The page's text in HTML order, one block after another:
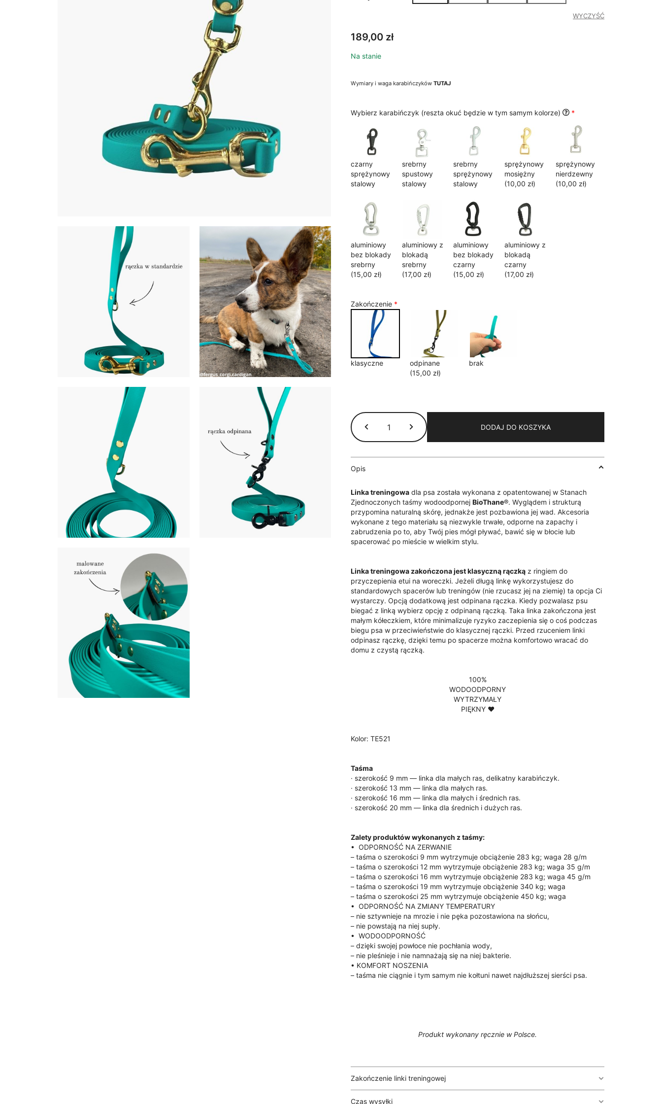
519,00 zł
WYCZYŚĆ
189,00 zł
Na stanie
Wymiary i waga karabińczyków TUTAJ
Wybierz karabińczyk (reszta okuć będzie w tym samym kolorze) *
czarny
sprężynowy
stalowy
srebrny
spustowy
stalowy
srebrny
sprężynowy
stalowy
sprężynowy
mosiężny
(10,00 zł)
sprężynowy
nierdzewny
(10,00 zł)
aluminiowy
bez blokady
srebrny
(15,00 zł)
aluminiowy z
blokadą
srebrny
(17,00 zł)
aluminiowy
bez blokady
czarny
(15,00 zł)
aluminiowy z
blokadą
czarny
(17,00 zł)
Zakończenie *
klasyczne
odpinane
(15,00 zł)
brak
Linka
treningowa
morska
DODAJ DO KOSZYKA
Opis
Linka treningowa dla psa została wykonana z opatentowanej w Stanach
Zjednoczonych taśmy wodoodpornej BioThane®. Wyglądem i strukturą
przypomina naturalną skórę, jednakże jest pozbawiona jej wad. Akcesoria
wykonane z tego materiału są niezwykle trwałe, odporne na zapachy i
zabrudzenia po to, aby Twój pies mógł pływać, bawić się w błocie lub
spacerować po mieście w wielkim stylu.
Linka treningowa zakończona jest klasyczną rączką z ringiem do
przyczepienia etui na woreczki. Jeżeli długą linkę wykorzystujesz do
standardowych spacerów lub treningów (nie rzucasz jej na ziemię) ta opcja Ci
wystarczy. Opcją dodatkową jest odpinana rączka. Kiedy pozwalasz psu
biegać z linką wybierz opcję z odpinaną rączką. Taka linka zakończona jest
małym kółeczkiem, które minimalizuje ryzyko zaczepienia się o coś podczas
biegu psa w przeciwieństwie do klasycznej rączki. Przed rzuceniem linki
odpinasz rączkę, dzięki temu po spacerze można komfortowo wracać do
domu z czystą rączką.
100%
WODOODPORNY
WYTRZYMAŁY
PIĘKNY ♥
Kolor: TE521
Taśma
· szerokość 9 mm — linka dla małych ras, delikatny karabińczyk.
· szerokość 13 mm — linka dla małych ras.
· szerokość 16 mm — linka dla małych i średnich ras.
· szerokość 20 mm — linka dla średnich i dużych ras.
Zalety produktów wykonanych z taśmy:
• ODPORNOŚĆ NA ZERWANIE
– taśma o szerokości 9 mm wytrzymuje obciążenie 283 kg; waga 28 g/m
– taśma o szerokości 12 mm wytrzymuje obciążenie 283 kg; waga 35 g/m
– taśma o szerokości 16 mm wytrzymuje obciążenie 283 kg; waga 45 g/m
– taśma o szerokości 19 mm wytrzymuje obciążenie 340 kg; waga
– taśma o szerokości 25 mm wytrzymuje obciążenie 450 kg; waga
• ODPORNOŚĆ NA ZMIANY TEMPERATURY
– nie sztywnieje na mrozie i nie pęka pozostawiona na słońcu,
– nie powstają na niej supły.
• WODOODPORNOŚĆ
– dzięki swojej powłoce nie pochłania wody,
– nie pleśnieje i nie namnażają się na niej bakterie.
• KOMFORT NOSZENIA
– taśma nie ciągnie i tym samym nie kołtuni nawet najdłuższej sierści psa.
Produkt wykonany ręcznie w Polsce.
Zakończenie linki treningowej
→ klasyczne
Czas wysyłki